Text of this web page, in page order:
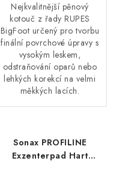
Nejkvalitnější pěnový
kotouč z řady RUPES
BigFoot určený pro tvorbu
finální povrchové úpravy s
vysokým leskem,
odstraňování oparů nebo
lehkých korekcí na velmi
měkkých lacích.
Sonax PROFILINE
Exzenterpad Hart